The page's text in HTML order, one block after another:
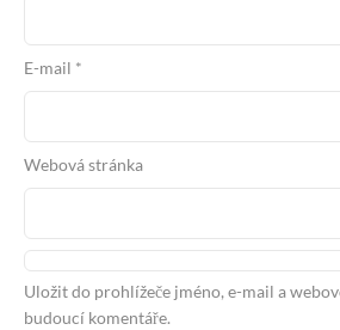
E-mail *
Webová stránka
Uložit do prohlížeče jméno, e-mail a
budoucí komentáře.